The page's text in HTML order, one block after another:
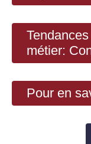
métier:
Pour en